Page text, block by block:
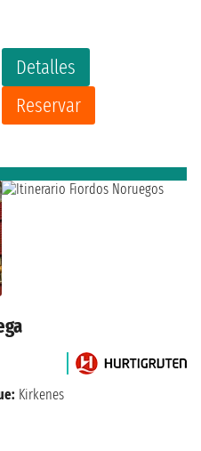
Detalles
Reservar
Kirkenes